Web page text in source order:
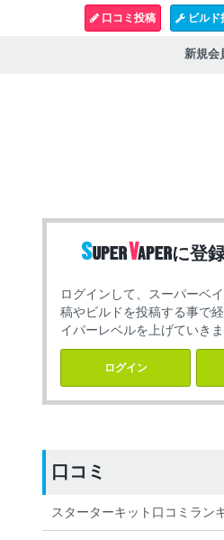
口コミ投稿 ビルド
新規会
に登
ログインして、スーパーベ
稿やビルドを投稿する事で
イパーレベルを上げていきま
ログイン
口コミ
スターターキット口コミラン